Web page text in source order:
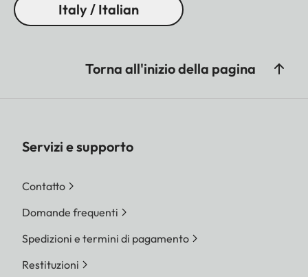
Italy / Italian
Torna all'inizio della pagina
Servizi e supporto
Contatto
Domande frequenti
Spedizioni e termini di pagamento
Restituzioni